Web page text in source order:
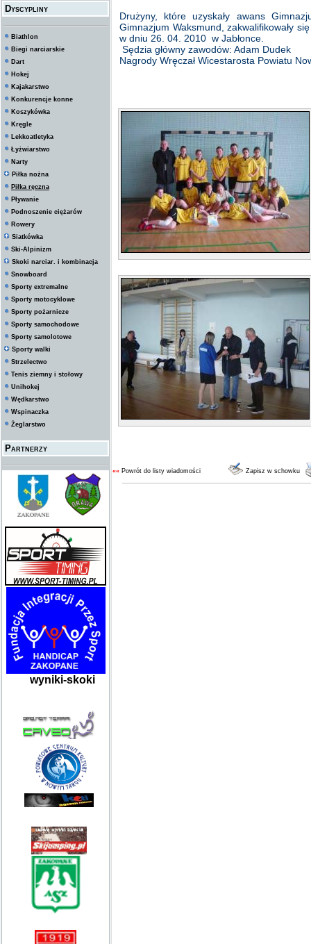
Dyscypliny
Biathlon
Biegi narciarskie
Dart
Hokej
Kajakarstwo
Konkurencje konne
Koszykówka
Kręgle
Lekkoatletyka
Łyżwiarstwo
Narty
Piłka nożna
Piłka ręczna
Pływanie
Podnoszenie ciężarów
Rowery
Siatkówka
Ski-Alpinizm
Skoki narciar. i kombinacja
Snowboard
Sporty extremalne
Sporty motocyklowe
Sporty pożarnicze
Sporty samochodowe
Sporty samolotowe
Sporty walki
Strzelectwo
Tenis ziemny i stołowy
Unihokej
Wędkarstwo
Wspinaczka
Żeglarstwo
Partnerzy
wyniki-skoki
Drużyny, które uzyskały awans
Gimnazjum Waksmund, zakwalifikowały
w dniu 26. 04. 2010 w Jabłonce.
Sędzia główny zawodów: Adam Dudek
Nagrody Wręczał Wicestarosta Powiatu
«« Powrót do listy wiadomości Zapisz w schowku